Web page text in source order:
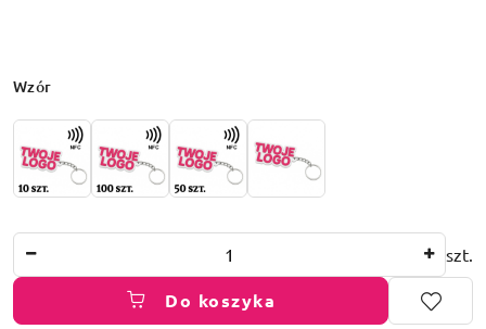
Wariant
Wzór
szt.
Do koszyka